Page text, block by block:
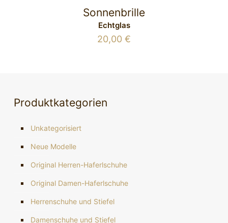
Sonnenbrille
Echtglas
20,00 €
Produktkategorien
Unkategorisiert
Neue Modelle
Original Herren-Haferlschuhe
Original Damen-Haferlschuhe
Herrenschuhe und Stiefel
Damenschuhe und Stiefel